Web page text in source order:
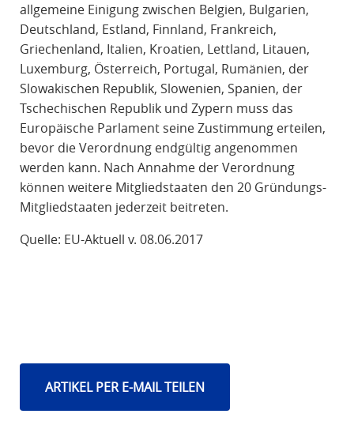
allgemeine Einigung zwischen Belgien, Bulgarien,
Deutschland, Estland, Finnland, Frankreich,
Griechenland, Italien, Kroatien, Lettland, Litauen,
Luxemburg, Österreich, Portugal, Rumänien, der
Slowakischen Republik, Slowenien, Spanien, der
Tschechischen Republik und Zypern muss das
Europäische Parlament seine Zustimmung erteilen,
bevor die Verordnung endgültig angenommen
werden kann. Nach Annahme der Verordnung
können weitere Mitgliedstaaten den 20 Gründungs-
Mitgliedstaaten jederzeit beitreten.
Quelle: EU-Aktuell v. 08.06.2017
ARTIKEL PER E-MAIL TEILEN